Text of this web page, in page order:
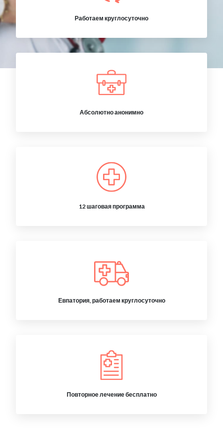
Работаем круглосуточно
Абсолютно анонимно
12 шаговая программа
Евпатория, работаем круглосуточно
Повторное лечение бесплатно